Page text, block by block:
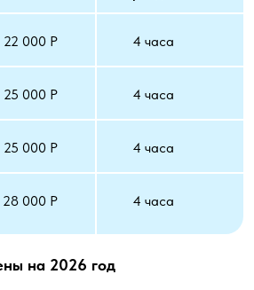
22 000 Р
25 000 Р
4 часа
4 часа
25 000 Р 4 часа
28 000 Р 4 часа
на 2026 год